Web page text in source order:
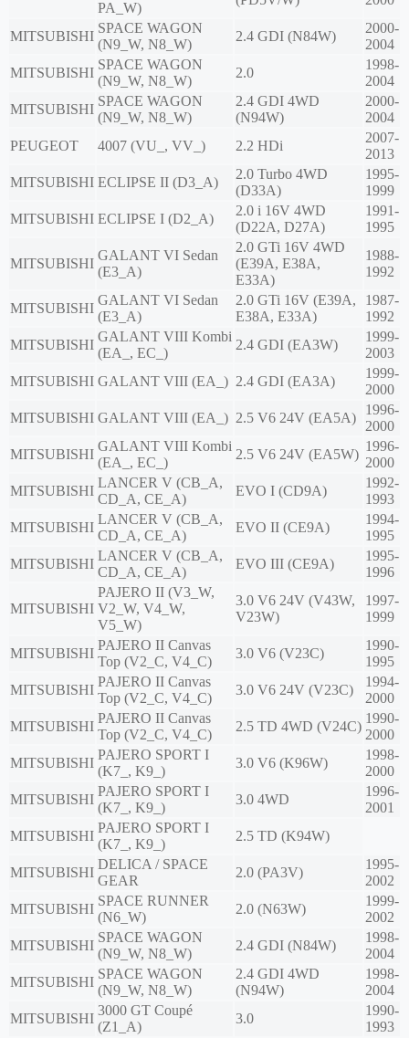
PA_W)
MITSUBISHI
SPACE WAGON
(N9_W, N8_W)
2.4 GDI (N84W)
2000-
2004
MITSUBISHI
SPACE WAGON
(N9_W, N8_W)
2.0
1998-
2004
MITSUBISHI
SPACE WAGON
(N9_W, N8_W)
2.4 GDI 4WD
(N94W)
2000-
2004
PEUGEOT
4007 (VU_, VV_) 2.2 HDi
2007-
2013
MITSUBISHI ECLIPSE II (D3_A)
2.0 Turbo 4WD
(D33A)
1995-
1999
MITSUBISHI ECLIPSE I (D2_A)
2.0 i 16V 4WD
(D22A, D27A)
1991-
1995
MITSUBISHI
GALANT VI Sedan
(E3_A)
2.0 GTi 16V 4WD
(E39A, E38A,
E33A)
1988-
1992
MITSUBISHI
GALANT VI Sedan
(E3_A)
2.0 GTi 16V (E39A,
E38A, E33A)
1987-
1992
MITSUBISHI
GALANT VIII Kombi
(EA_, EC_)
2.4 GDI (EA3W)
1999-
2003
MITSUBISHI GALANT VIII (EA_) 2.4 GDI (EA3A)
1999-
2000
MITSUBISHI GALANT VIII (EA_) 2.5 V6 24V (EA5A)
1996-
2000
MITSUBISHI
GALANT VIII Kombi
(EA_, EC_)
2.5 V6 24V (EA5W)
1996-
2000
MITSUBISHI
LANCER V (CB_A,
CD_A, CE_A)
EVO I (CD9A)
1992-
1993
MITSUBISHI
LANCER V (CB_A,
CD_A, CE_A)
EVO II (CE9A)
1994-
1995
MITSUBISHI
LANCER V (CB_A,
CD_A, CE_A)
EVO III (CE9A)
1995-
1996
MITSUBISHI
PAJERO II (V3_W,
V2_W, V4_W,
V5_W)
3.0 V6 24V (V43W,
V23W)
1997-
1999
MITSUBISHI
PAJERO II Canvas
Top (V2_C, V4_C)
3.0 V6 (V23C)
1990-
1995
MITSUBISHI
PAJERO II Canvas
Top (V2_C, V4_C)
3.0 V6 24V (V23C)
1994-
2000
MITSUBISHI
PAJERO II Canvas
Top (V2_C, V4_C)
2.5 TD 4WD (V24C)
1990-
2000
MITSUBISHI
PAJERO SPORT I
(K7_, K9_)
3.0 V6 (K96W)
1998-
2000
MITSUBISHI
PAJERO SPORT I
(K7_, K9_)
3.0 4WD
1996-
2001
MITSUBISHI
PAJERO SPORT I
(K7_, K9_)
2.5 TD (K94W)
MITSUBISHI
DELICA / SPACE
GEAR
2.0 (PA3V)
1995-
2002
MITSUBISHI
SPACE RUNNER
(N6_W)
2.0 (N63W)
1999-
2002
MITSUBISHI
SPACE WAGON
(N9_W, N8_W)
2.4 GDI (N84W)
1998-
2004
MITSUBISHI
SPACE WAGON
(N9_W, N8_W)
2.4 GDI 4WD
(N94W)
1998-
2004
MITSUBISHI
3000 GT Coupé
(Z1_A)
3.0
1990-
1993